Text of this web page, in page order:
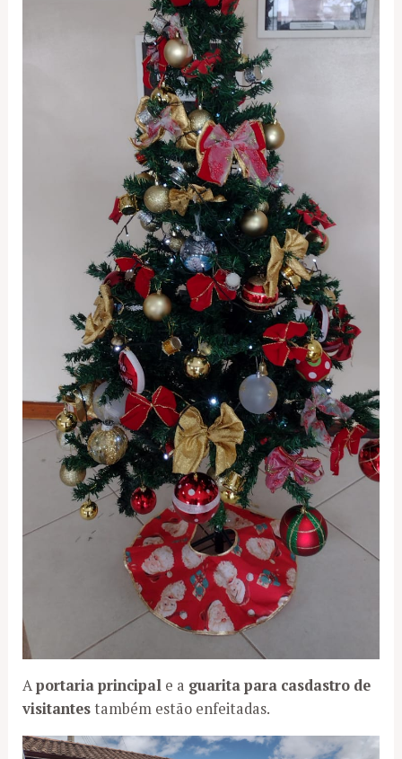
Aportaria principal e a guarita para casdastro de
visitantestambém estão enfeitadas.